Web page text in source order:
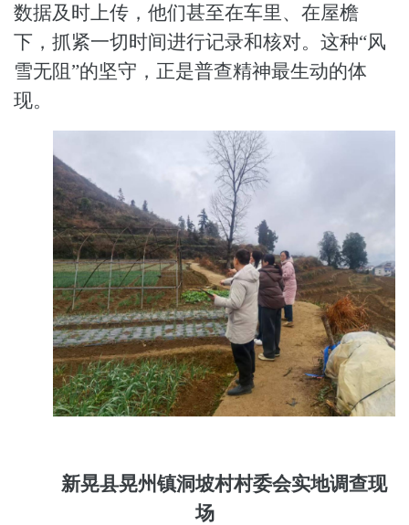
数据及时上传，他们甚至在车里、在屋檐
下，抓紧一切时间进行记录和核对。这种“风
雪无阻”的坚守，正是普查精神最生动的体
现。
新晃县晃州镇洞坡村村委会实地调查现
场